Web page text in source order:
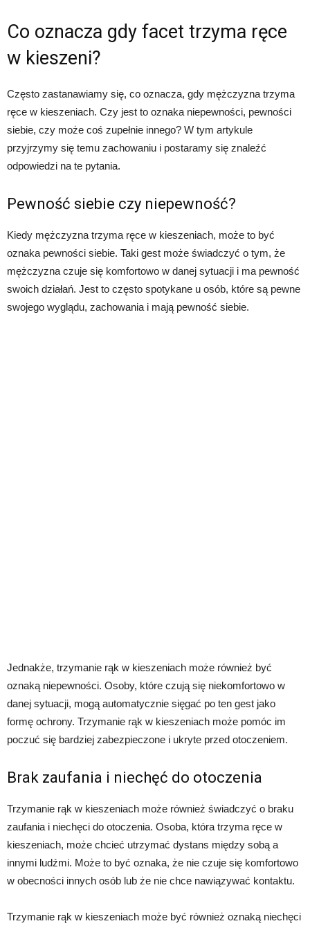
Co oznacza gdy facet trzyma ręce
w kieszeni?
Często zastanawiamy się, co oznacza, gdy mężczyzna trzyma
ręce w kieszeniach. Czy jest to oznaka niepewności, pewności
siebie, czy może coś zupełnie innego? W tym artykule
przyjrzymy się temu zachowaniu i postaramy się znaleźć
odpowiedzi na te pytania.
Pewność siebie czy niepewność?
Kiedy mężczyzna trzyma ręce w kieszeniach, może to być
oznaka pewności siebie. Taki gest może świadczyć o tym, że
mężczyzna czuje się komfortowo w danej sytuacji i ma pewność
swoich działań. Jest to często spotykane u osób, które są pewne
swojego wyglądu, zachowania i mają pewność siebie.
Jednakże, trzymanie rąk w kieszeniach może również być
oznaką niepewności. Osoby, które czują się niekomfortowo w
danej sytuacji, mogą automatycznie sięgać po ten gest jako
formę ochrony. Trzymanie rąk w kieszeniach może pomóc im
poczuć się bardziej zabezpieczone i ukryte przed otoczeniem.
Brak zaufania i niechęć do otoczenia
Trzymanie rąk w kieszeniach może również świadczyć o braku
zaufania i niechęci do otoczenia. Osoba, która trzyma ręce w
kieszeniach, może chcieć utrzymać dystans między sobą a
innymi ludźmi. Może to być oznaka, że nie czuje się komfortowo
w obecności innych osób lub że nie chce nawiązywać kontaktu.
Trzymanie rąk w kieszeniach może być również oznaką niechęci